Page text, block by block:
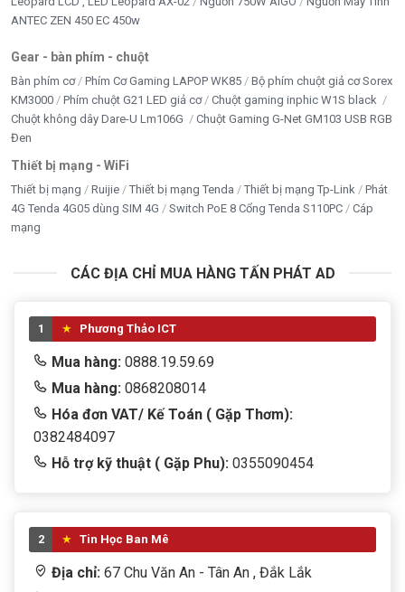
Jack RCA, Bluetooth, USB, SD Card
Tổng công suất 20W (RMS)
Đáp ứng tần số
Điều chỉnh âm
thanh
Volume, Bass, Treble
Kích thước Loa
Vệ tinh
Nguồn điện
Chất liệu
Trọng lượng 2kg
Xuất xứ Trung Quốc
ANTEC ZEN 450 EC 450w
Gear - bàn phím - chuột
Bàn phím cơ Phím Cơ Gaming LAPOP WK85
Bộ phím chuột giả cơ Sorex
KM3000
Phím chuột G21 LED giả cơ
Chuột gaming inphic W1S black
Chuột không dây Dare-U Lm106G
Chuột Gaming G-Net GM103 USB RGB
Đen
Thiết bị mạng - WiFi
Thiết bị mạng Ruijie Thiết bị mạng Tenda Thiết bị mạng Tp-Link
Phát
4G Tenda 4G05 dùng SIM 4G
Switch PoE 8 Cổng Tenda S110PC
Cáp
mạng
CÁC ĐỊA CHỈ MUA HÀNG TẤN PHÁT AD
1 Phương Thảo ICT
Mua hàng: 0888.19.59.69
Mua hàng: 0868208014
Hóa đơn VAT/ Kế Toán ( Gặp Thơm):
0382484097
Hỗ trợ kỹ thuật ( Gặp Phu): 0355090454
2 Tin Học Ban Mê
Địa chỉ: 67 Chu Văn An - Tân An , Đắk Lắk